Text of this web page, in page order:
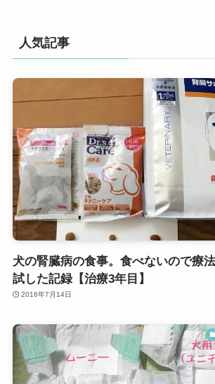
人気記事
犬の腎臓病の食事。食べないので療
試した記録【治療3年目】
2016年7月14日